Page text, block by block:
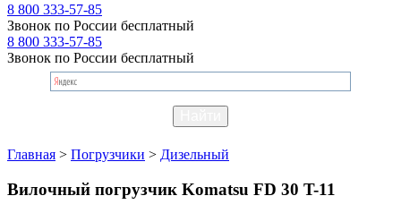
8 800 333-57-85
Звонок по России бесплатный
8 800 333-57-85
Звонок по России бесплатный
Главная > Погрузчики > Дизельный
Вилочный погрузчик Komatsu FD 30 T-11